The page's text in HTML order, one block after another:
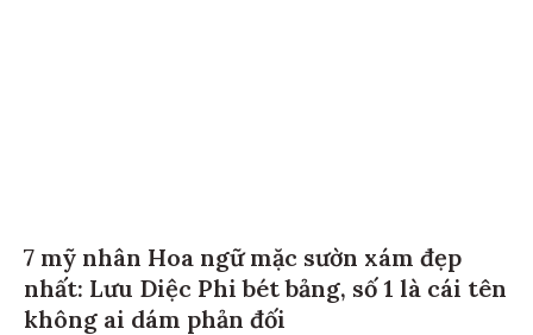
7 mỹ nhân Hoa ngữ mặc sườn xám đẹp
nhất: Lưu Diệc Phi bét bảng, số 1 là cái tên
không ai dám phản đối